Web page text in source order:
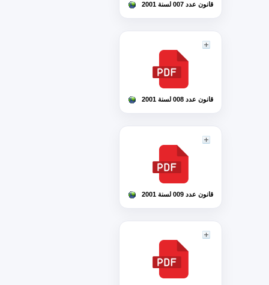
قانون عدد 007 لسنة 2001
قانون عدد 008 لسنة 2001
قانون عدد 009 لسنة 2001